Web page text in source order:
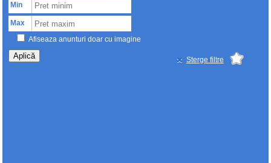
Min
Max
Afiseaza anunturi doar cu imagine
Aplică Sterge filtre